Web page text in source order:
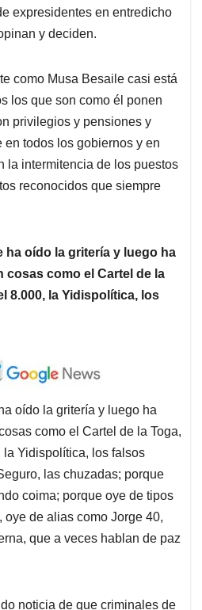
expresidentes en entredicho
y deciden.
como Musa Besaile casi está
los que son como él ponen
privilegios y pensiones y
todos los gobiernos y en
la intermitencia de los puestos
reconocidos que siempre
ha oído la gritería y luego ha
cosas como el Cartel de la
8.000, la Yidispolítica, los
oído la gritería y luego ha
como el Cartel de la Toga,
la Yidispolítica, los falsos
las chuzadas; porque
coima; porque oye de tipos
oye de alias como Jorge 40,
que a veces hablan de paz
noticia de que criminales de